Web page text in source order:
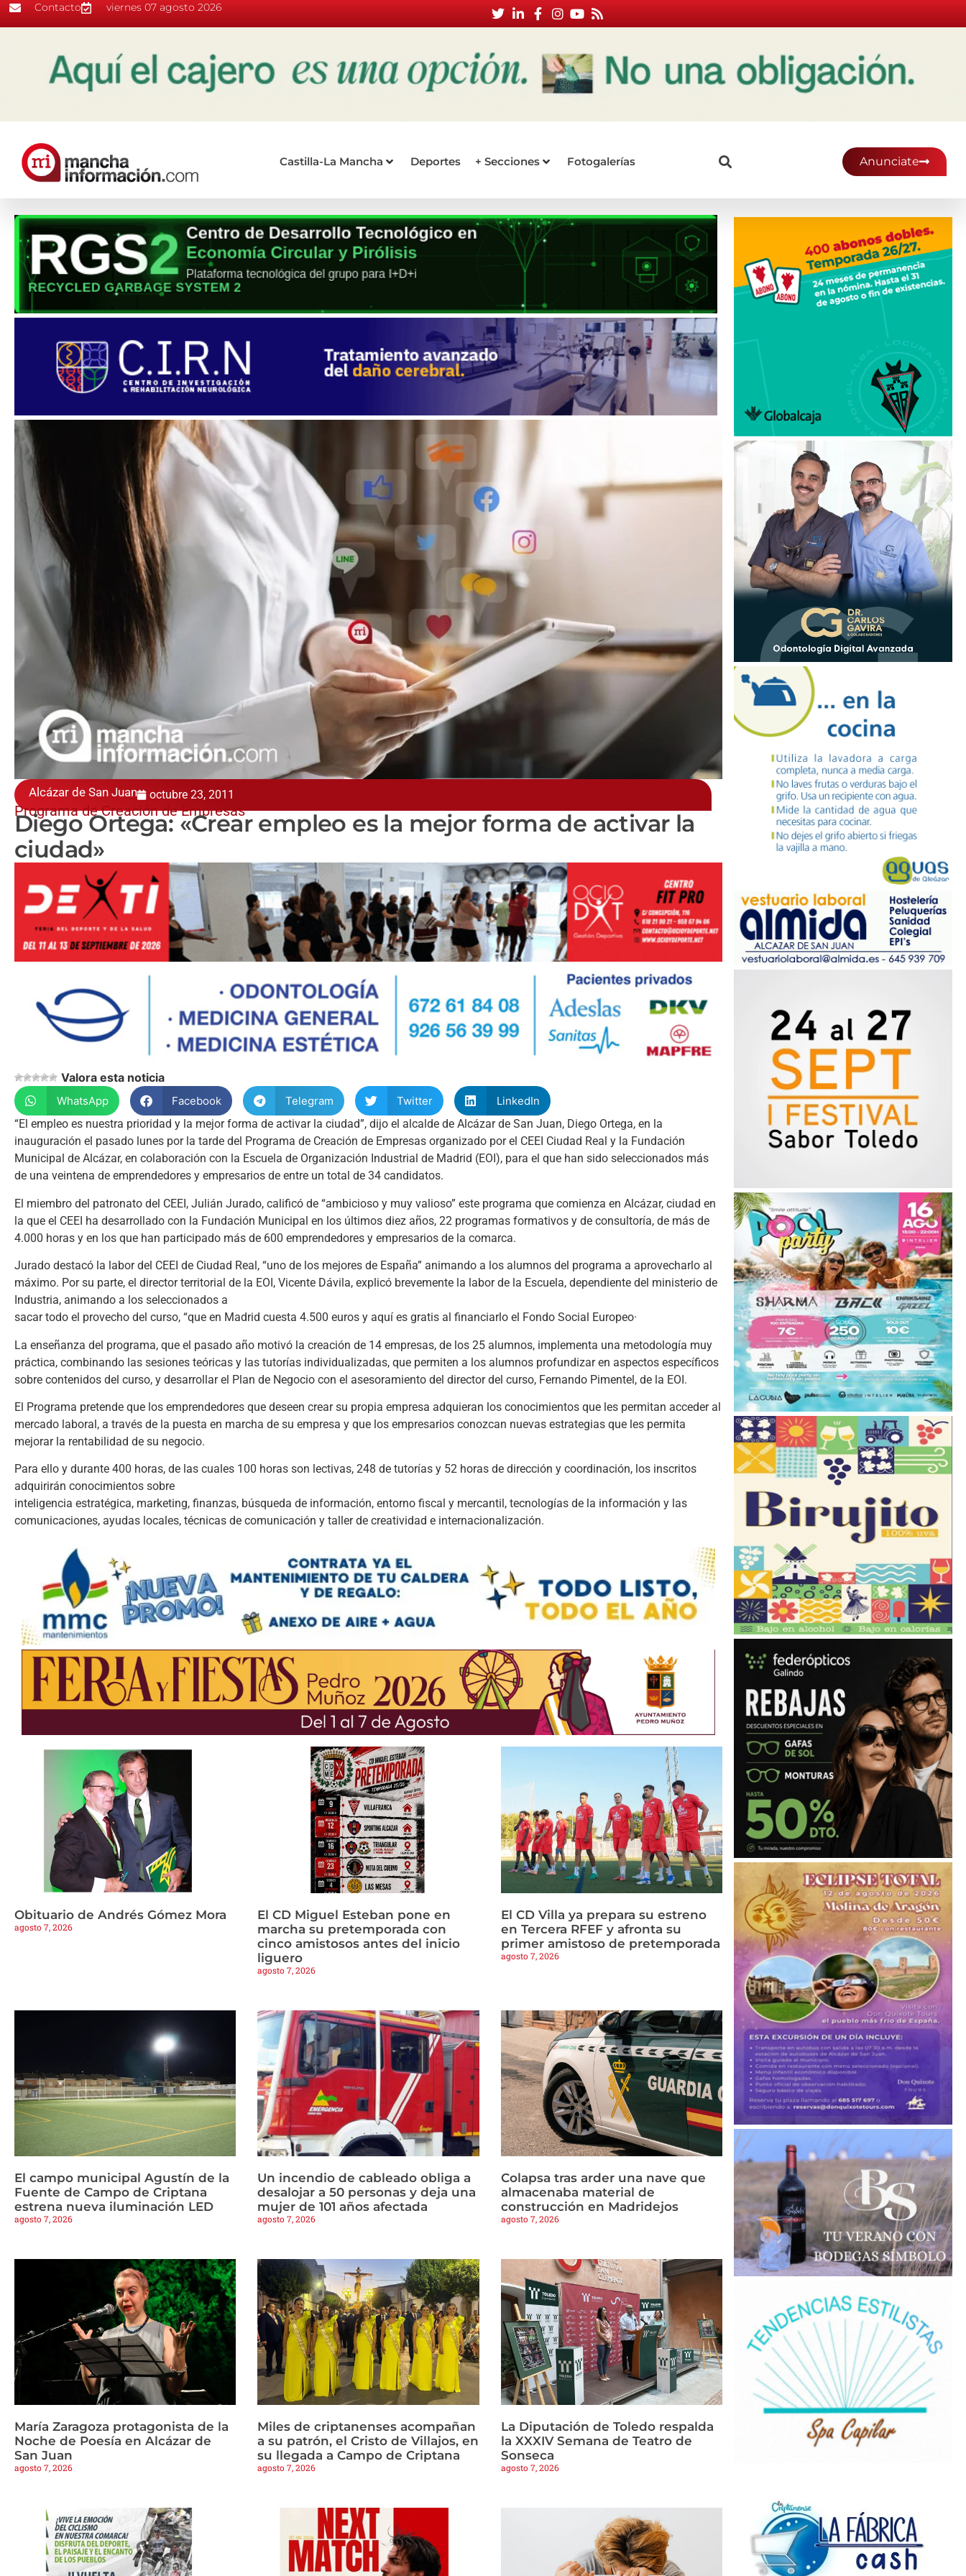
Contacto viernes 07 agosto 2026
Castilla-La Mancha Deportes + Secciones Fotogalerías Anunciate
Alcázar de San Juan octubre 23, 2011
Programa de Creación de Empresas
Diego Ortega: «Crear empleo es la mejor forma de activar la
ciudad»
Valora esta noticia
WhatsApp Facebook Telegram Twitter
LinkedIn
“El empleo es nuestra prioridad y la mejor forma de activar la ciudad”, dijo el alcalde de Alcázar de San Juan, Diego Ortega, en la
inauguración el pasado lunes por la tarde del Programa de Creación de Empresas organizado por el CEEI Ciudad Real y la Fundación
Municipal de Alcázar, en colaboración con la Escuela de Organización Industrial de Madrid (EOI), para el que han sido seleccionados más
de una veintena de emprendedores y empresarios de entre un total de 34 candidatos.
El miembro del patronato del CEEI, Julián Jurado, calificó de “ambicioso y muy valioso” este programa que comienza en Alcázar, ciudad en
la que el CEEI ha desarrollado con la Fundación Municipal en los últimos diez años, 22 programas formativos y de consultoría, de más de
4.000 horas y en los que han participado más de 600 emprendedores y empresarios de la comarca.
Jurado destacó la labor del CEEI de Ciudad Real, “uno de los mejores de España” animando a los alumnos del programa a aprovecharlo al
máximo. Por su parte, el director territorial de la EOI, Vicente Dávila, explicó brevemente la labor de la Escuela, dependiente del ministerio de
Industria, animando a los seleccionados a
sacar todo el provecho del curso, “que en Madrid cuesta 4.500 euros y aquí es gratis al financiarlo el Fondo Social Europeo·
La enseñanza del programa, que el pasado año motivó la creación de 14 empresas, de los 25 alumnos, implementa una metodología muy
práctica, combinando las sesiones teóricas y las tutorías individualizadas, que permiten a los alumnos profundizar en aspectos específicos
sobre contenidos del curso, y desarrollar el Plan de Negocio con el asesoramiento del director del curso, Fernando Pimentel, de la EOI.
El Programa pretende que los emprendedores que deseen crear su propia empresa adquieran los conocimientos que les permitan acceder al
mercado laboral, a través de la puesta en marcha de su empresa y que los empresarios conozcan nuevas estrategias que les permita
mejorar la rentabilidad de su negocio.
Para ello y durante 400 horas, de las cuales 100 horas son lectivas, 248 de tutorías y 52 horas de dirección y coordinación, los inscritos
adquirirán conocimientos sobre
inteligencia estratégica, marketing, finanzas, búsqueda de información, entorno fiscal y mercantil, tecnologías de la información y las
comunicaciones, ayudas locales, técnicas de comunicación y taller de creatividad e internacionalización.
Obituario de Andrés Gómez Mora
agosto 7, 2026
El CD Miguel Esteban pone en
marcha su pretemporada con
cinco amistosos antes del inicio
liguero
agosto 7, 2026
El CD Villa ya prepara su estreno
en Tercera RFEF y afronta su
primer amistoso de pretemporada
agosto 7, 2026
El campo municipal Agustín de la
Fuente de Campo de Criptana
estrena nueva iluminación LED
agosto 7, 2026
Un incendio de cableado obliga a
desalojar a 50 personas y deja una
mujer de 101 años afectada
agosto 7, 2026
Colapsa tras arder una nave que
almacenaba material de
construcción en Madridejos
agosto 7, 2026
María Zaragoza protagonista de la
Noche de Poesía en Alcázar de
San Juan
agosto 7, 2026
Miles de criptanenses acompañan
a su patrón, el Cristo de Villajos, en
su llegada a Campo de Criptana
agosto 7, 2026
La Diputación de Toledo respalda
la XXXIV Semana de Teatro de
Sonseca
agosto 7, 2026